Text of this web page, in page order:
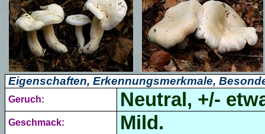
Eigenschaften, Erkennungsmerkmale,
Geruch: Neutral, +/-
Geschmack: Mild.